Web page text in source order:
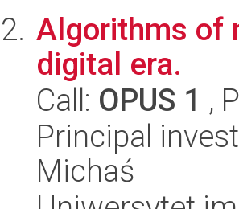
Algorithms of
digital era.
Call: OPUS 1 ,
Principal
Michaś